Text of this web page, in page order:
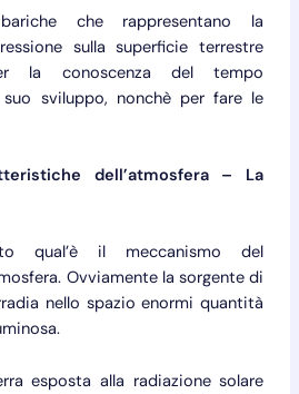
che rappresentano la
sulla superficie terrestre
la conoscenza del tempo
sviluppo, nonchè per fare le
dell’atmosfera – La
qual’è il meccanismo del
Ovviamente la sorgente di
nello spazio enormi quantità
esposta alla radiazione solare